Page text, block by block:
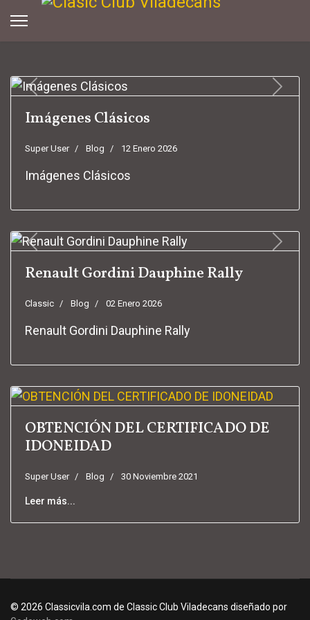
Previous Next
Imágenes Clásicos
Super User Blog 12 Enero 2026
Imágenes Clásicos
Previous Next
Renault Gordini Dauphine Rally
Classic Blog 02 Enero 2026
Renault Gordini Dauphine Rally
OBTENCIÓN DEL CERTIFICADO DE
IDONEIDAD
Super User Blog 30 Noviembre 2021
Leer más...
© 2026 Classicvila.com de Classic Club Viladecans diseñado por